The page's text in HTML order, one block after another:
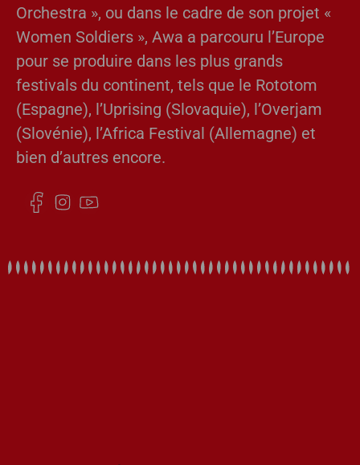
Orchestra », ou dans le cadre de son projet «
Women Soldiers », Awa a parcouru l’Europe
pour se produire dans les plus grands
festivals du continent, tels que le Rototom
(Espagne), l’Uprising (Slovaquie), l’Overjam
(Slovénie), l’Africa Festival (Allemagne) et
bien d’autres encore.